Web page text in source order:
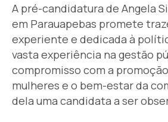
A pré-candidatura de Angela
em Parauapebas promete
experiente e dedicada à
vasta experiência na gestão
compromisso com a
mulheres e o bem-estar da
dela uma candidata a ser